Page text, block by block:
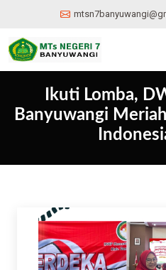
Ikuti Lomba,
Banyuwangi